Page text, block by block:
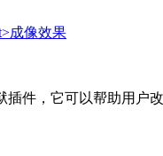
插件，它可以帮助用